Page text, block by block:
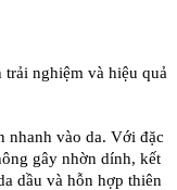
nghiệm và hiệu quả
nhanh vào da. Với đặc
gây nhờn dính, kết
dầu và hỗn hợp thiên